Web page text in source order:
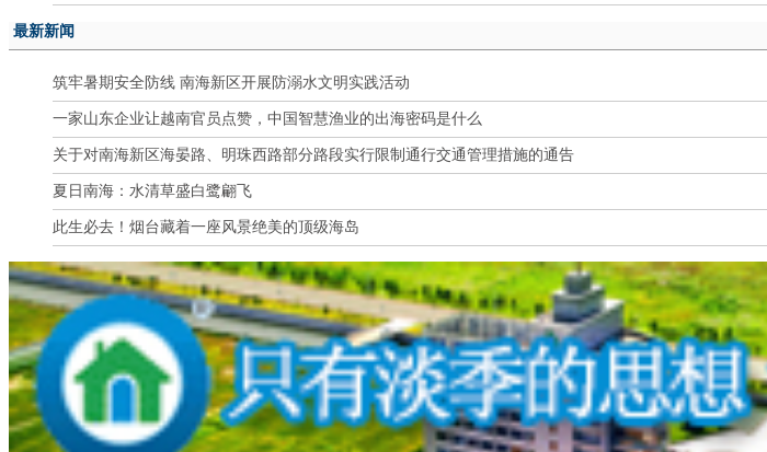
最新新闻
筑牢暑期安全防线 南海新区开展防溺水文明实践活动
一家山东企业让越南官员点赞，中国智慧渔业的出海密码是什么
关于对南海新区海晏路、明珠西路部分路段实行限制通行交通管理措施的通告
夏日南海：水清草盛白鹭翩飞
此生必去！烟台藏着一座风景绝美的顶级海岛